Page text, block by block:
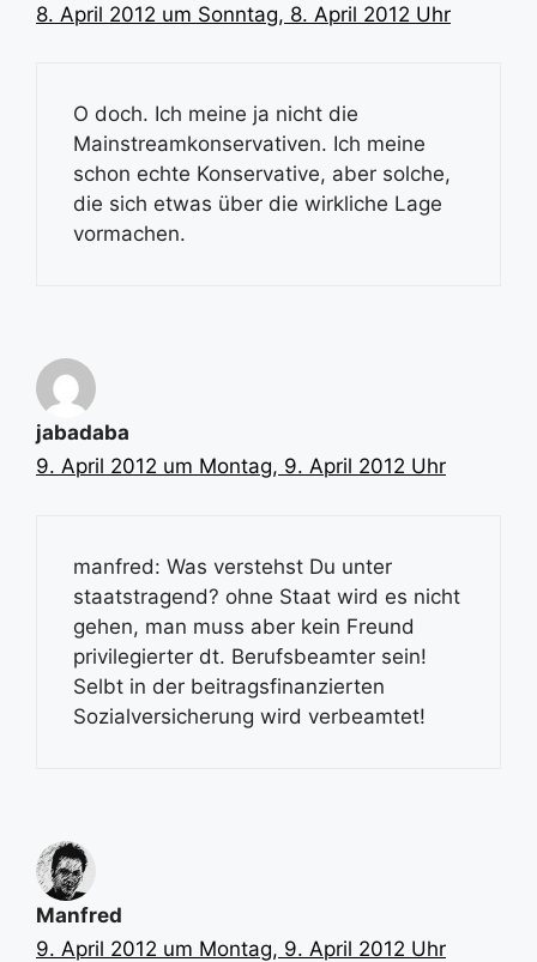
8. April 2012 um Sonntag, 8. April 2012 Uhr
O doch. Ich meine ja nicht die
Mainstreamkonservativen. Ich meine
schon echte Konservative, aber solche,
die sich etwas über die wirkliche Lage
vormachen.
jabadaba
9. April 2012 um Montag, 9. April 2012 Uhr
manfred: Was verstehst Du unter
staatstragend? ohne Staat wird es nicht
gehen, man muss aber kein Freund
privilegierter dt. Berufsbeamter sein!
Selbt in der beitragsfinanzierten
Sozialversicherung wird verbeamtet!
Manfred
9. April 2012 um Montag, 9. April 2012 Uhr